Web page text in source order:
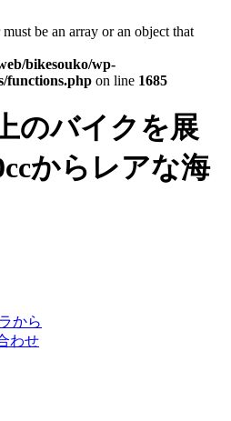
be an array or an object that
bikesouko/wp-
functions.php on line 1685
のバイクを展
からレアな海
から
わせ